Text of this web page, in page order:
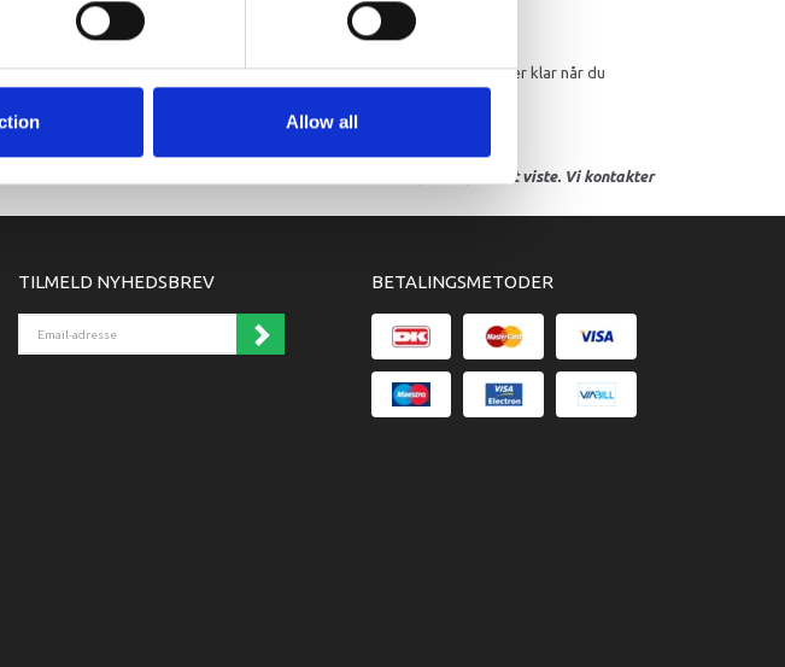
Allow all
FT60G
tilbud direkte på 30 36 55 33. Hav venligst dit serienummer klar når du
produkter, som ikke kan leveres, eller hvor prisen afviger fra det viste. Vi kontakter
TILMELD NYHEDSBREV BETALINGSMETODER